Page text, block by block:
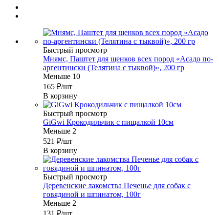
Быстрый просмотр
Мнямс, Паштет для щенков всех пород «Асадо по-
аргентински (Телятина с тыквой)», 200 гр
Меньше 10
165 ₽/шт
В корзину
Быстрый просмотр
GiGwi Крокодильчик с пищалкой 10см
Меньше 2
521 ₽/шт
В корзину
Быстрый просмотр
Деревенские лакомства Печенье для собак с
говядиной и шпинатом, 100г
Меньше 2